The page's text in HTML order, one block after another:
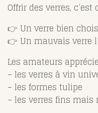
Offrir des verres,
👉 Un verre bien
👉 Un mauvais verre
Les amateurs
– les verres à vin
– les formes tulipe
– les verres fins mais